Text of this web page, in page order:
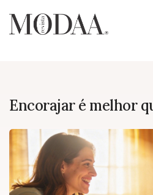
Encorajar é melhor